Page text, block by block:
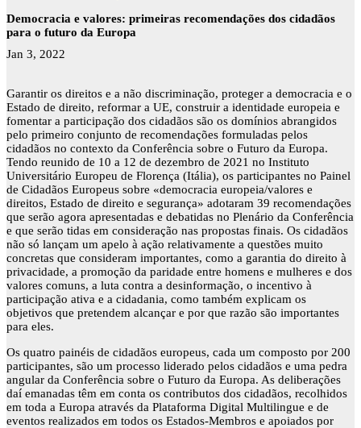
Democracia e valores: primeiras recomendações dos cidadãos
para o futuro da Europa
Jan 3, 2022
Garantir os direitos e a não discriminação, proteger a democracia e o
Estado de direito, reformar a UE, construir a identidade europeia e
fomentar a participação dos cidadãos são os domínios abrangidos
pelo primeiro conjunto de recomendações formuladas pelos
cidadãos no contexto da Conferência sobre o Futuro da Europa.
Tendo reunido de 10 a 12 de dezembro de 2021 no Instituto
Universitário Europeu de Florença (Itália), os participantes no Painel
de Cidadãos Europeus sobre «democracia europeia/valores e
direitos, Estado de direito e segurança» adotaram 39 recomendações
que serão agora apresentadas e debatidas no Plenário da Conferência
e que serão tidas em consideração nas propostas finais. Os cidadãos
não só lançam um apelo à ação relativamente a questões muito
concretas que consideram importantes, como a garantia do direito à
privacidade, a promoção da paridade entre homens e mulheres e dos
valores comuns, a luta contra a desinformação, o incentivo à
participação ativa e a cidadania, como também explicam os
objetivos que pretendem alcançar e por que razão são importantes
para eles.
Os quatro painéis de cidadãos europeus, cada um composto por 200
participantes, são um processo liderado pelos cidadãos e uma pedra
angular da Conferência sobre o Futuro da Europa. As deliberações
daí emanadas têm em conta os contributos dos cidadãos, recolhidos
em toda a Europa através da Plataforma Digital Multilingue e de
eventos realizados em todos os Estados-Membros e apoiados por